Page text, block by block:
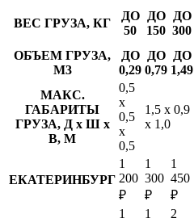
ВЕС ГРУЗА, КГ
ДО
50
ДО
150
ДО
300
ОБЪЕМ ГРУЗА,
М3
ДО
0,29
ДО
0,79
ДО
1,49
МАКС.
ГАБАРИТЫ
ГРУЗА, Д х Ш х
В, М
0,5
х
0,5
х
0,5
1,5 х 0,9
х 1,0
ЕКАТЕРИНБУРГ
1
200
₽
1
300
₽
1
450
₽
1
1
2